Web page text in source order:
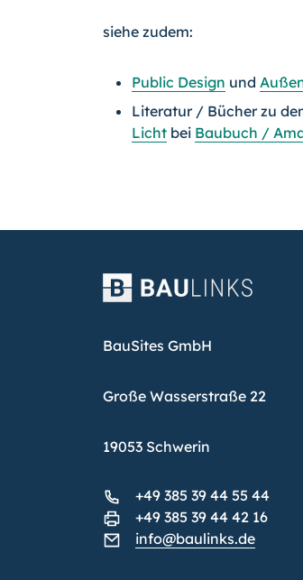
siehe zudem:
Public Design und
Literatur / Bücher zu
Licht bei Baubuch /
BauSites GmbH
Große Wasserstraße 22
19053 Schwerin
+49 385 39 44 55 44
+49 385 39 44 42 16
info@baulinks.de